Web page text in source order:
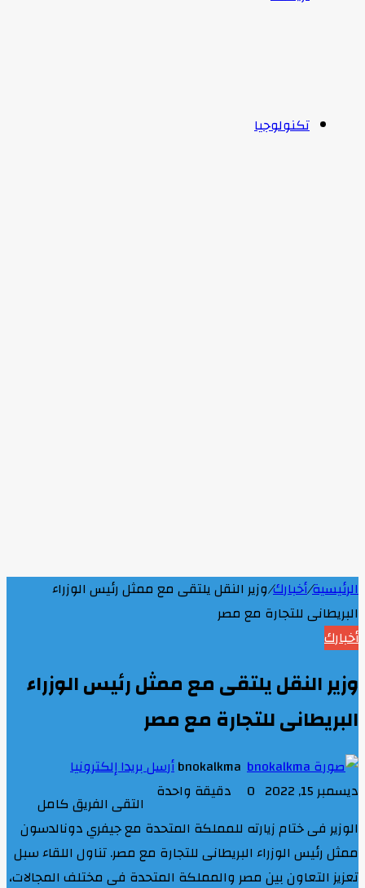
تكنولوجيا
الرئيسية/أخبارك/وزير النقل يلتقى مع ممثل رئيس الوزراء
البريطانى للتجارة مع مصر
أخبارك
وزير النقل يلتقى مع ممثل رئيس الوزراء
البريطانى للتجارة مع مصر
bnokalkmaأرسل بريدا إلكترونيا
ديسمبر 15, 2022
0 دقيقة واحدة
التقى الفريق كامل
الوزير فى ختام زيارته للمملكة المتحدة مع جيفري دونالدسون
ممثل رئيس الوزراء البريطانى للتجارة مع مصر. تناول اللقاء سبل
تعزيز التعاون بين مصر والمملكة المتحدة فى مختلف المجالات،